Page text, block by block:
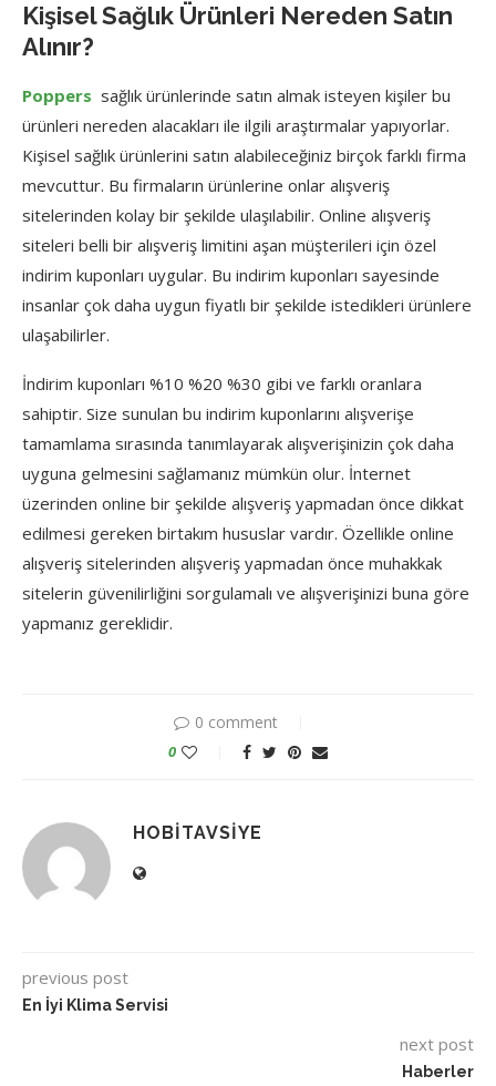
Kişisel Sağlık Ürünleri Nereden Satın
Alınır?
Poppers sağlık ürünlerinde satın almak isteyen kişiler bu
ürünleri nereden alacakları ile ilgili araştırmalar yapıyorlar.
Kişisel sağlık ürünlerini satın alabileceğiniz birçok farklı firma
mevcuttur. Bu firmaların ürünlerine onlar alışveriş
sitelerinden kolay bir şekilde ulaşılabilir. Online alışveriş
siteleri belli bir alışveriş limitini aşan müşterileri için özel
indirim kuponları uygular. Bu indirim kuponları sayesinde
insanlar çok daha uygun fiyatlı bir şekilde istedikleri ürünlere
ulaşabilirler.
İndirim kuponları %10 %20 %30 gibi ve farklı oranlara
sahiptir. Size sunulan bu indirim kuponlarını alışverişe
tamamlama sırasında tanımlayarak alışverişinizin çok daha
uyguna gelmesini sağlamanız mümkün olur. İnternet
üzerinden online bir şekilde alışveriş yapmadan önce dikkat
edilmesi gereken birtakım hususlar vardır. Özellikle online
alışveriş sitelerinden alışveriş yapmadan önce muhakkak
sitelerin güvenilirliğini sorgulamalı ve alışverişinizi buna göre
yapmanız gereklidir.
0 comment
0
HOBITAVSIYE
previous post
En İyi Klima Servisi
next post
Haberler